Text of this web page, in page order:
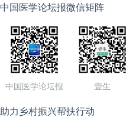
地培训了上千名专科医生。
重要课题。拥有良好的学术
同努力，把皮肤科学事业推
中国医学论坛报微信矩阵
中国医学论坛报 壹生
助力乡村振兴帮扶行动